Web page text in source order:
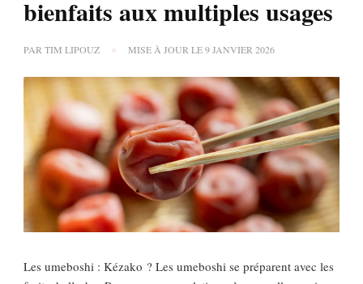
bienfaits aux multiples usages
PAR TIM LIPOUZ MISE À JOUR LE9 JANVIER 2026
Les umeboshi : Kézako ? Les umeboshi se préparent avec les